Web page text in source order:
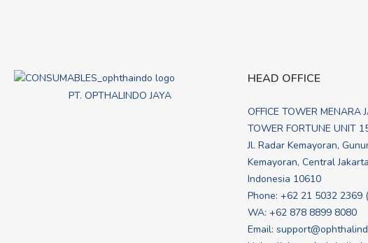
PT. OPTHALINDO JAYA
HEAD OFFICE
OFFICE TOWER MENARA
TOWER FORTUNE UNIT
Jl. Radar Kemayoran,
Kemayoran, Central
Indonesia 10610
Phone: +62 21 5032 2369
WA: +62 878 8899 8080
Email: